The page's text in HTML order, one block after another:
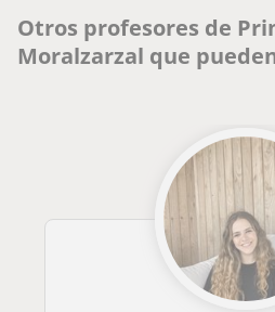
Otros profesores de
Moralzarzal que